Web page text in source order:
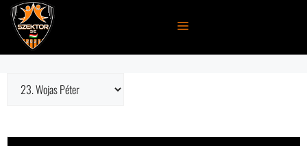
Kilépés
tartalomba
MENÜ